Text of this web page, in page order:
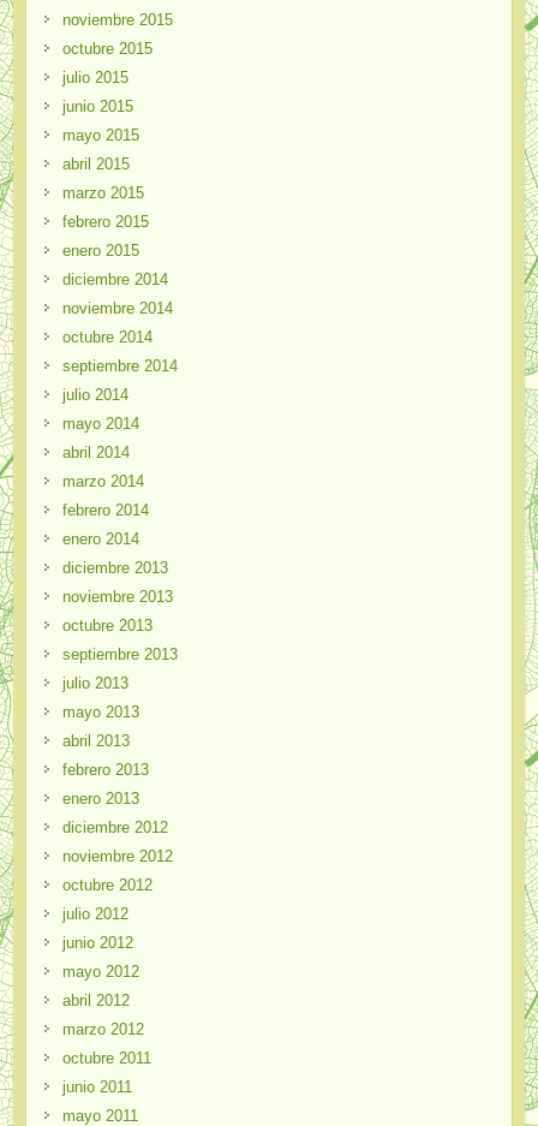
noviembre 2015
octubre 2015
julio 2015
junio 2015
mayo 2015
abril 2015
marzo 2015
febrero 2015
enero 2015
diciembre 2014
noviembre 2014
octubre 2014
septiembre 2014
julio 2014
mayo 2014
abril 2014
marzo 2014
febrero 2014
enero 2014
diciembre 2013
noviembre 2013
octubre 2013
septiembre 2013
julio 2013
mayo 2013
abril 2013
febrero 2013
enero 2013
diciembre 2012
noviembre 2012
octubre 2012
julio 2012
junio 2012
mayo 2012
abril 2012
marzo 2012
octubre 2011
junio 2011
mayo 2011